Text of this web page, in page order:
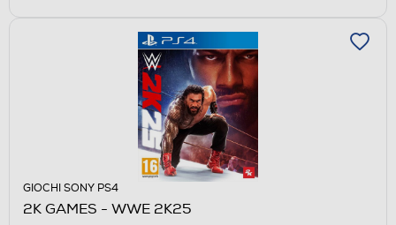
GIOCHI SONY PS4
2K GAMES - WWE 2K25